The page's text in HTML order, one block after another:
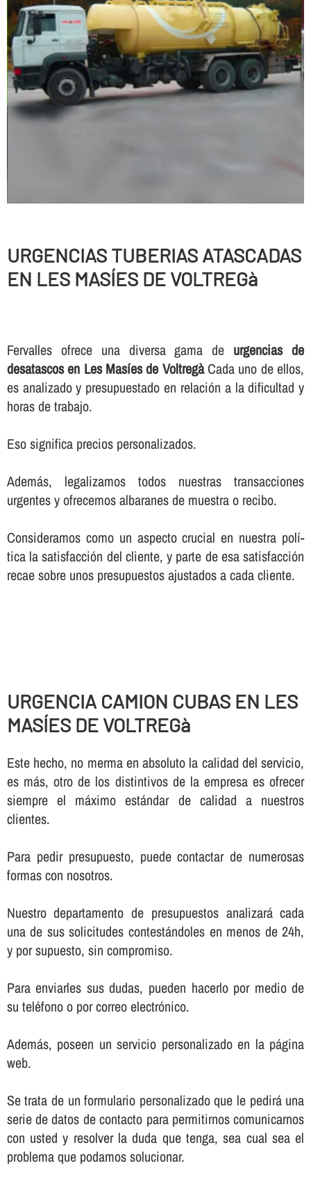
URGENCIAS TUBERIAS ATASCADAS
EN LES MASÍES DE VOLTREGà
Fervalles ofrece una diversa gama de urgencias de
desatascos en Les Masíes de VoltregàCada uno de ellos,
es analizado y presupuestado en relación a la dificultad y
horas de trabajo.
Eso significa precios personalizados.
Además, legalizamos todos nuestras transacciones
urgentes y ofrecemos albaranes de muestra o recibo.
Consideramos como un aspecto crucial en nuestra polí­
tica la satisfacción del cliente, y parte de esa satisfacción
recae sobre unos presupuestos ajustados a cada cliente.
URGENCIA CAMION CUBAS EN LES
MASÍES DE VOLTREGà
Este hecho, no merma en absoluto la calidad del servicio,
es más, otro de los distintivos de la empresa es ofrecer
siempre el máximo estándar de calidad a nuestros
clientes.
Para pedir presupuesto, puede contactar de numerosas
formas con nosotros.
Nuestro departamento de presupuestos analizará cada
una de sus solicitudes contestándoles en menos de 24h,
y por supuesto, sin compromiso.
Para enviarles sus dudas, pueden hacerlo por medio de
su teléfono o por correo electrónico.
Además, poseen un servicio personalizado en la página
web.
Se trata de un formulario personalizado que le pedirá una
serie de datos de contacto para permitirnos comunicarnos
con usted y resolver la duda que tenga, sea cual sea el
problema que podamos solucionar.